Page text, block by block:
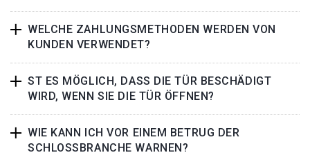
WELCHE ZAHLUNGSMETHODEN WERDEN VON
KUNDEN VERWENDET?
ST ES MÖGLICH, DASS DIE TÜR BESCHÄDIGT
WIRD, WENN SIE DIE TÜR ÖFFNEN?
WIE KANN ICH VOR EINEM BETRUG DER
SCHLOSSBRANCHE WARNEN?